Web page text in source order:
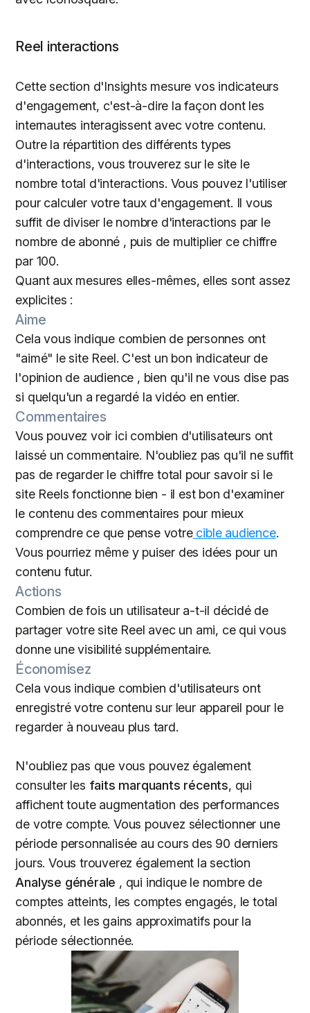
Reel interactions
Cette section d'Insights mesure vos indicateurs
d'engagement, c'est-à-dire la façon dont les
internautes interagissent avec votre contenu.
Outre la répartition des différents types
d'interactions, vous trouverez sur le site le
nombre total d'interactions. Vous pouvez l'utiliser
pour calculer votre taux d'engagement. Il vous
suffit de diviser le nombre d'interactions par le
nombre de abonné , puis de multiplier ce chiffre
par 100.
Quant aux mesures elles-mêmes, elles sont assez
explicites :
Aime
Cela vous indique combien de personnes ont
"aimé" le site Reel. C'est un bon indicateur de
l'opinion de audience , bien qu'il ne vous dise pas
si quelqu'un a regardé la vidéo en entier.
Commentaires
Vous pouvez voir ici combien d'utilisateurs ont
laissé un commentaire. N'oubliez pas qu'il ne suffit
pas de regarder le chiffre total pour savoir si le
site Reels fonctionne bien - il est bon d'examiner
le contenu des commentaires pour mieux
comprendre ce que pense votrecible audience.
Vous pourriez même y puiser des idées pour un
contenu futur.
Actions
Combien de fois un utilisateur a-t-il décidé de
partager votre site Reel avec un ami, ce qui vous
donne une visibilité supplémentaire.
Économisez
Cela vous indique combien d'utilisateurs ont
enregistré votre contenu sur leur appareil pour le
regarder à nouveau plus tard.
N'oubliez pas que vous pouvez également
consulter les faits marquants récents, qui
affichent toute augmentation des performances
de votre compte. Vous pouvez sélectionner une
période personnalisée au cours des 90 derniers
jours. Vous trouverez également la section
Analyse générale , qui indique le nombre de
comptes atteints, les comptes engagés, le total
abonnés, et les gains approximatifs pour la
période sélectionnée.